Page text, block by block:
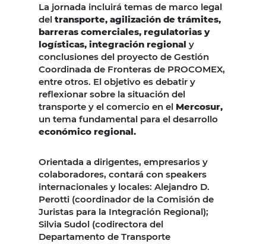
La jornada incluirá temas de marco legal
del transporte, agilización de trámites,
barreras comerciales, regulatorias y
logísticas, integración regional y
conclusiones del proyecto de Gestión
Coordinada de Fronteras de PROCOMEX,
entre otros. El objetivo es debatir y
reflexionar sobre la situación del
transporte y el comercio en el Mercosur,
un tema fundamental para el desarrollo
económico regional.
Orientada a dirigentes, empresarios y
colaboradores, contará con speakers
internacionales y locales: Alejandro D.
Perotti (coordinador de la Comisión de
Juristas para la Integración Regional);
Silvia Sudol (codirectora del
Departamento de Transporte